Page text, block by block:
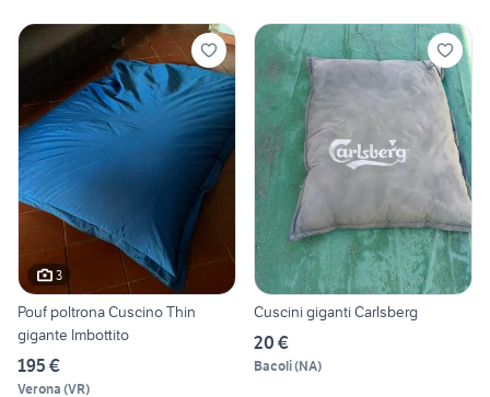
3
Pouf poltrona Cuscino Thin
gigante Imbottito
195 €
Verona (VR)
Cuscini giganti Carlsberg
20 €
Bacoli(NA)